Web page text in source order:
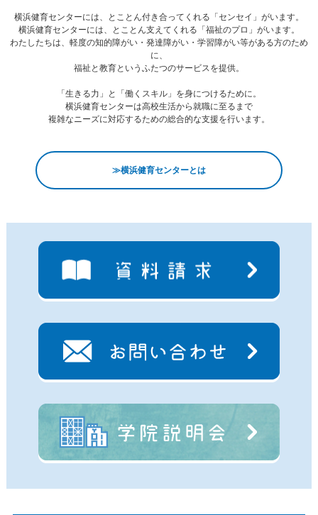
横浜健育センターには、とことん付き合ってくれる「センセイ」がいます。
横浜健育センターには、とことん支えてくれる「福祉のプロ」がいます。
わたしたちは、軽度の知的障がい・発達障がい・学習障がい等がある方のため
に、
福祉と教育というふたつのサービスを提供。
「生きる力」と「働くスキル」を身につけるために。
横浜健育センターは高校生活から就職に至るまで
複雑なニーズに対応するための総合的な支援を行います。
≫横浜健育センターとは